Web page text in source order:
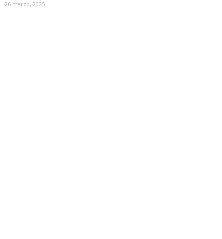
26 marzo, 2025